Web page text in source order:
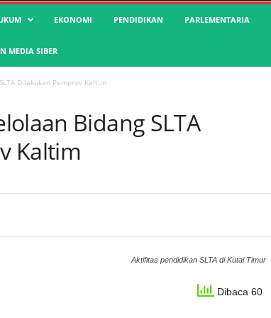
EKONOMI PENDIDIKAN PARLEMENTARIA
MEDIA SIBER
Dilakukan Pemprov Kaltim
Bidang SLTA
Kaltim
Aktifitas pendidikan SLTA di Kutai Timur
Dibaca 60